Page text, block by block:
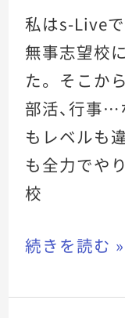
私はs-Live
無事志望校
た。 そこか
部活、行事
もレベルも
も全力でや
校
大
学
合
格】
生
徒
続きを読む »